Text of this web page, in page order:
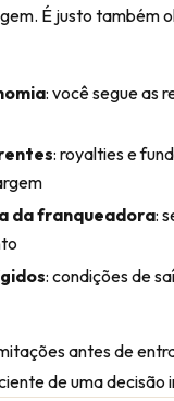
É justo também
: você segue as
: royalties e
da franqueadora:
: condições de
antes de
de uma decisão